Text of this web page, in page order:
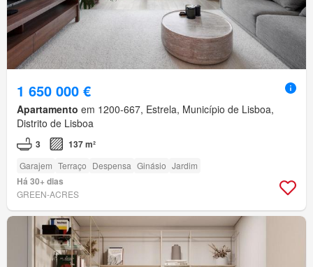
1 650 000 €
Apartamento em 1200-667, Estrela, Município de Lisboa,
Distrito de Lisboa
3 137 m²
Garajem Terraço Despensa Ginásio Jardim
Há 30+ dias
GREEN-ACRES